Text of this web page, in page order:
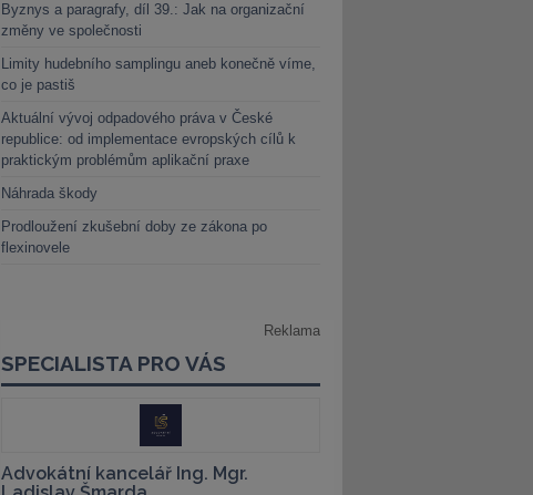
Byznys a paragrafy, díl 39.: Jak na organizační
změny ve společnosti
Limity hudebního samplingu aneb konečně víme,
co je pastiš
Aktuální vývoj odpadového práva v České
republice: od implementace evropských cílů k
praktickým problémům aplikační praxe
Náhrada škody
Prodloužení zkušební doby ze zákona po
flexinovele